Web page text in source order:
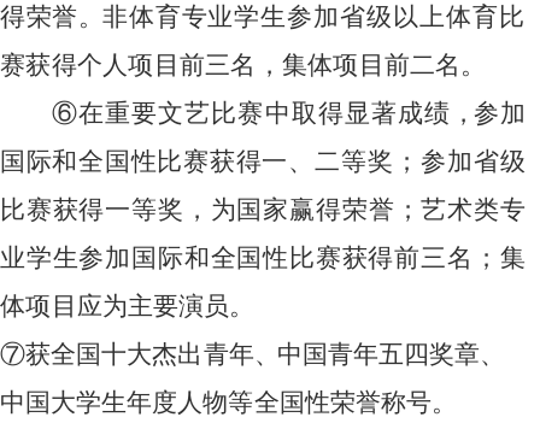
得荣誉。非体育专业学生参加省级以上体育比
赛获得个人项目前三名，集体项目前二名。
⑥在重要文艺比赛中取得显著成绩 ， 参加
国 际和全 国性比赛获得一、二等奖；参加省级
比赛获得一等奖，为国家赢得荣誉 ； 艺术类专
业学生参加国际和全国性比赛获得前三名；集
体项目 应为主要演 员。
⑦获全国十大杰出青年、 中 国青年五四奖章、
中 国大学生年度 人物等全国性荣誉称号。